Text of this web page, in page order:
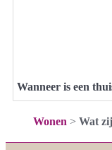
Wanneer is een
Wonen > Wat